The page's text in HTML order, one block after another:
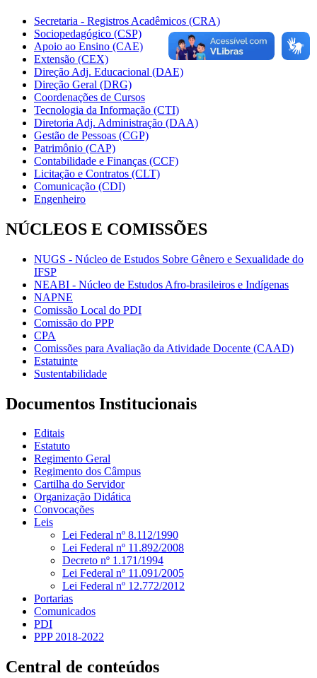
Secretaria - Registros Acadêmicos (CRA)
Sociopedagógico (CSP)
Apoio ao Ensino (CAE)
Extensão (CEX)
Direção Adj. Educacional (DAE)
Direção Geral (DRG)
Coordenações de Cursos
Tecnologia da Informação (CTI)
Diretoria Adj. Administração (DAA)
Gestão de Pessoas (CGP)
Patrimônio (CAP)
Contabilidade e Finanças (CCF)
Licitação e Contratos (CLT)
Comunicação (CDI)
Engenheiro
NÚCLEOS E COMISSÕES
NUGS - Núcleo de Estudos Sobre Gênero e Sexualidade do
IFSP
NEABI - Núcleo de Estudos Afro-brasileiros e Indígenas
NAPNE
Comissão Local do PDI
Comissão do PPP
CPA
Comissões para Avaliação da Atividade Docente (CAAD)
Estatuinte
Sustentabilidade
Documentos Institucionais
Editais
Estatuto
Regimento Geral
Regimento dos Câmpus
Cartilha do Servidor
Organização Didática
Convocações
Leis
Lei Federal nº 8.112/1990
Lei Federal nº 11.892/2008
Decreto nº 1.171/1994
Lei Federal nº 11.091/2005
Lei Federal nº 12.772/2012
Portarias
Comunicados
PDI
PPP 2018-2022
Central de conteúdos